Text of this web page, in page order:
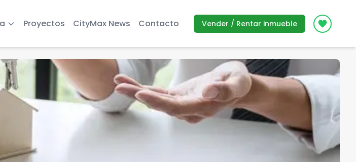
Proyectos CityMax News Contacto Vender / Rentar inmueble Icon